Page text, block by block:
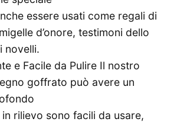
essere usati come regali di
d’onore, testimoni dello
novelli.
e Facile da Pulire Il nostro
goffrato può avere un
rilievo sono facili da usare,